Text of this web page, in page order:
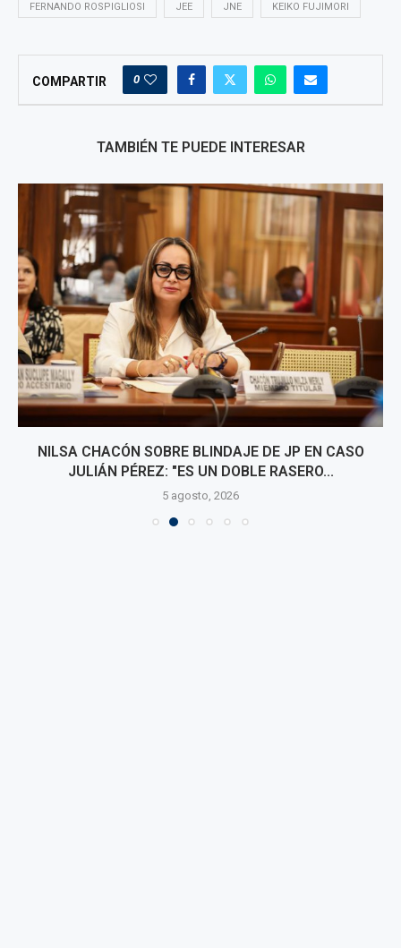
FERNANDO ROSPIGLIOSI JEE JNE KEIKO FUJIMORI
COMPARTIR 0
TAMBIÉN TE PUEDE INTERESAR
NILSA CHACÓN SOBRE BLINDAJE DE JP EN CASO
JULIÁN PÉREZ: "ES UN DOBLE RASERO...
5 agosto, 2026